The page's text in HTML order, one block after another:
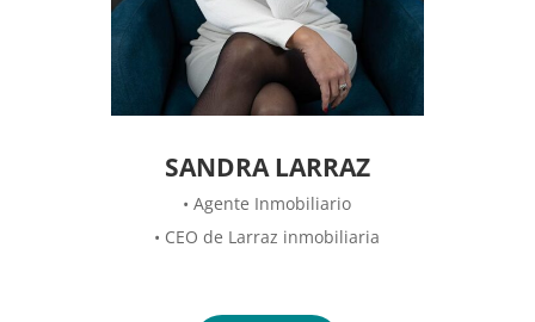
SANDRA LARRAZ
• Agente Inmobiliario
• CEO de Larraz inmobiliaria